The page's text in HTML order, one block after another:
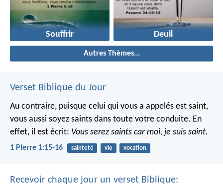
Souffrir Deuil
Autres Thèmes...
Verset Biblique du Jour
Au contraire, puisque celui qui vous a appelés est saint,
vous aussi soyez saints dans toute votre conduite. En
effet, il est écrit: Vous serez saints car moi, je suis saint.
1 Pierre 1:15-16 sainteté vie vocation
Recevoir chaque jour un verset Biblique: